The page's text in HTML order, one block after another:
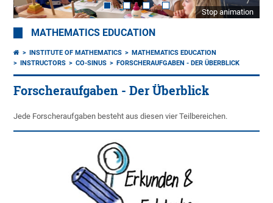
Stop animation
MATHEMATICS EDUCATION
INSTITUTE OF MATHEMATICS
MATHEMATICS EDUCATION
INSTRUCTORS
CO-SINUS FORSCHERAUFGABEN - DER ÜBERBLICK
Forscheraufgaben - Der Überblick
Jede Forscheraufgaben besteht aus diesen vier Teilbereichen.